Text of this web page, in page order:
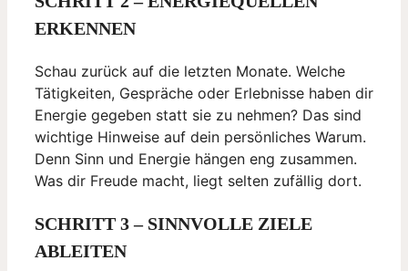
ERKENNEN
Schau zurück auf die letzten Monate. Welche
Tätigkeiten, Gespräche oder Erlebnisse haben dir
Energie gegeben statt sie zu nehmen? Das sind
wichtige Hinweise auf dein persönliches Warum.
Denn Sinn und Energie hängen eng zusammen.
Was dir Freude macht, liegt selten zufällig dort.
SCHRITT 3 – SINNVOLLE ZIELE
ABLEITEN